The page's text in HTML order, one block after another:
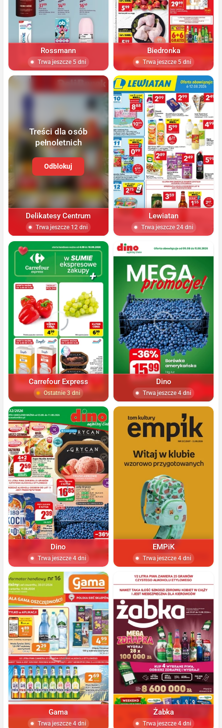
Rossmann
Trwa jeszcze 5 dni
Biedronka
Trwa jeszcze 5 dni
Treści dla osób
pełnoletnich
Odblokuj
Delikatesy Centrum
Trwa jeszcze 12 dni
Lewiatan
Trwa jeszcze 24 dni
Carrefour Express
Ostatnie 3 dni
Dino
Trwa jeszcze 4 dni
Dino
Trwa jeszcze 4 dni
EMPiK
Trwa jeszcze 4 dni
Gama
Trwa jeszcze 4 dni
Żabka
Trwa jeszcze 4 dni